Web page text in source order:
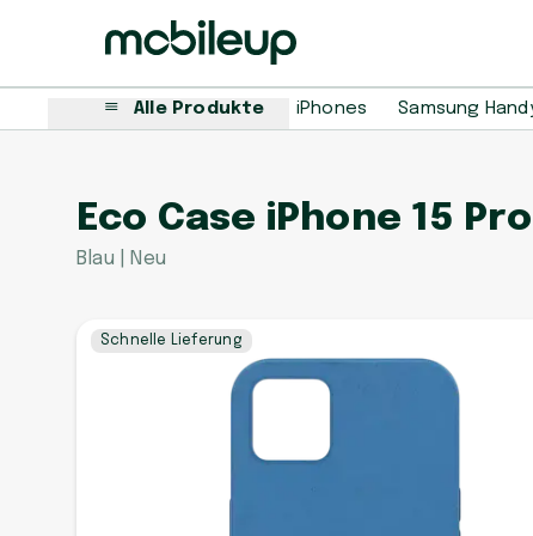
Alle Produkte iPhones Samsung
Eco Case iPhone 15
Blau | Neu
Schnelle Lieferung